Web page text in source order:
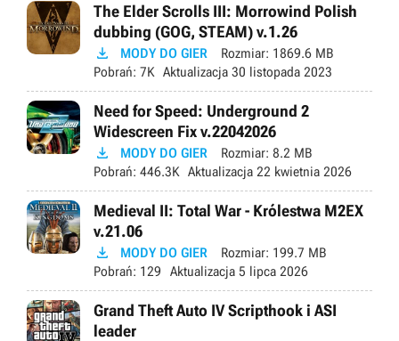
The Elder Scrolls III: Morrowind Polish
dubbing (GOG, STEAM) v.1.26
 MODY DO GIER Rozmiar: 1869.6 MB
Pobrań: 7K Aktualizacja 30 listopada 2023
Need for Speed: Underground 2
Widescreen Fix v.22042026
 MODY DO GIER Rozmiar: 8.2 MB
Pobrań: 446.3K Aktualizacja 22 kwietnia 2026
Medieval II: Total War - Królestwa M2EX
v.21.06
 MODY DO GIER Rozmiar: 199.7 MB
Pobrań: 129 Aktualizacja 5 lipca 2026
Grand Theft Auto IV Scripthook i ASI
leader